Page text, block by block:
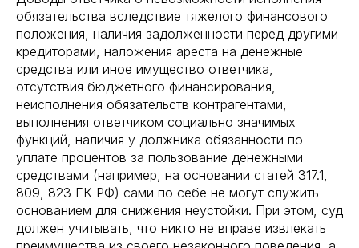
обязательства вследствие тяжелого финансового
положения, наличия задолженности перед другими
кредиторами, наложения ареста на денежные
средства или иное имущество ответчика,
отсутствия бюджетного финансирования,
неисполнения обязательств контрагентами,
выполнения ответчиком социально значимых
функций, наличия у должника обязанности по
уплате процентов за пользование денежными
средствами (например, на основании статей 317.1,
809, 823 ГК РФ) сами по себе не могут служить
основанием для снижения неустойки. При этом, суд
должен учитывать, что никто не вправе извлекать